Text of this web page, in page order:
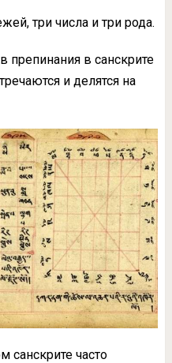
три числа и три рода.
препинания в санскрите
и делятся на
санскрите часто